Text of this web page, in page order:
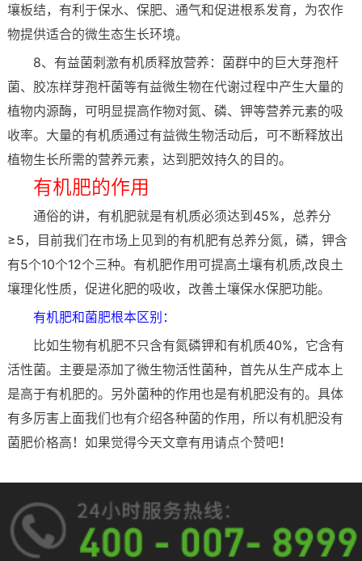
壤板结，有利于保水、保肥、通气和促进根系发育，为农作
物提供适合的微生态生长环境。
8、有益菌刺激有机质释放营养：菌群中的巨大芽孢杆
菌、胶冻样芽孢杆菌等有益微生物在代谢过程中产生大量的
植物内源酶，可明显提高作物对氮、磷、钾等营养元素的吸
收率。大量的有机质通过有益微生物活动后，可不断释放出
植物生长所需的营养元素，达到肥效持久的目的。
有机肥的作用
通俗的讲，有机肥就是有机质必须达到45%，总养分
≥5，目前我们在市场上见到的有机肥有总养分氮，磷，钾含
有5个10个12个三种。有机肥作用可提高土壤有机质,改良土
壤理化性质，促进化肥的吸收，改善土壤保水保肥功能。
有机肥和菌肥根本区别：
比如生物有机肥不只含有氮磷钾和有机质40%，它含有
活性菌。主要是添加了微生物活性菌种，首先从生产成本上
是高于有机肥的。另外菌种的作用也是有机肥没有的。具体
有多厉害上面我们也有介绍各种菌的作用，所以有机肥没有
菌肥价格高！如果觉得今天文章有用请点个赞吧！